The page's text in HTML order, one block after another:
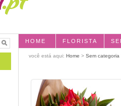
HOME FLORISTA
você está aqui: Home > Sem categoria